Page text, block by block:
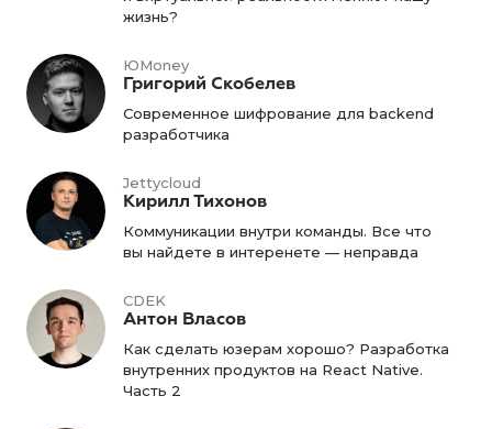
жизнь?
ЮMoney
Григорий Скобелев
Современное шифрование для backend
разработчика
Jettycloud
Кирилл Тихонов
Коммуникации внутри команды. Все что
вы найдете в интеренете — неправда
CDEK
Антон Власов
Как сделать юзерам хорошо? Разработка
внутренних продуктов на React Native.
Часть 2